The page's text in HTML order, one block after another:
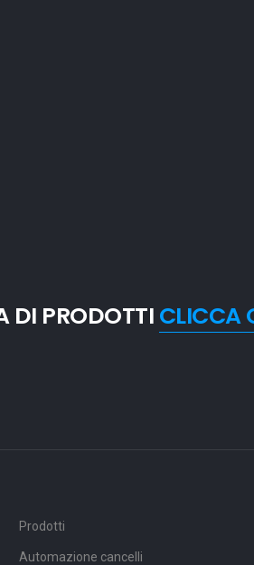
DI PRODOTTI CLICCA
Prodotti
Automazione cancelli